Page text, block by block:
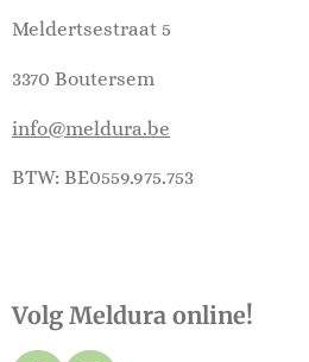
Meldertsestraat 5
3370 Boutersem
info@meldura.be
BTW: BE0559.975.753
Volg Meldura online!